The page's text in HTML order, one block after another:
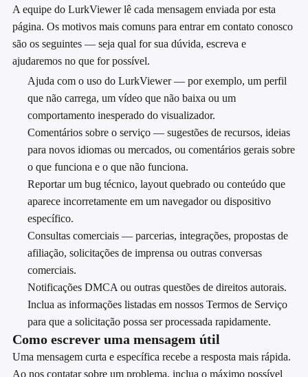
A equipe do LurkViewer lê cada mensagem enviada por esta
página. Os motivos mais comuns para entrar em contato conosco
são os seguintes — seja qual for sua dúvida, escreva e
ajudaremos no que for possível.
Ajuda com o uso do LurkViewer — por exemplo, um perfil
que não carrega, um vídeo que não baixa ou um
comportamento inesperado do visualizador.
Comentários sobre o serviço — sugestões de recursos, ideias
para novos idiomas ou mercados, ou comentários gerais sobre
o que funciona e o que não funciona.
Reportar um bug técnico, layout quebrado ou conteúdo que
aparece incorretamente em um navegador ou dispositivo
específico.
Consultas comerciais — parcerias, integrações, propostas de
afiliação, solicitações de imprensa ou outras conversas
comerciais.
Notificações DMCA ou outras questões de direitos autorais.
Inclua as informações listadas em nossos Termos de Serviço
para que a solicitação possa ser processada rapidamente.
Como escrever uma mensagem útil
Uma mensagem curta e específica recebe a resposta mais rápida.
Ao nos contatar sobre um problema, inclua o máximo possível